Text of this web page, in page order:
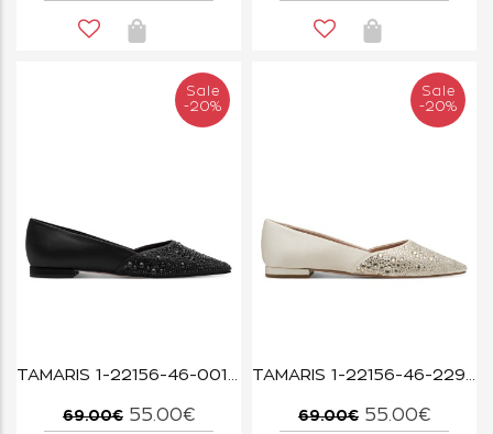
Sale
-20%
TAMARIS 1-22156-46-001 BLACK
69.00€ 55.00€
Sale
-20%
TAMARIS 1-22156-46-229 PEARL
69.00€ 55.00€